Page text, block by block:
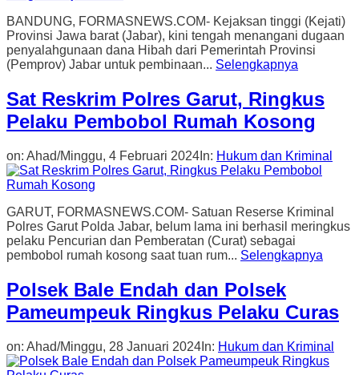
BANDUNG, FORMASNEWS.COM- Kejaksan tinggi (Kejati)
Provinsi Jawa barat (Jabar), kini tengah menangani dugaan
penyalahgunaan dana Hibah dari Pemerintah Provinsi
(Pemprov) Jabar untuk pembinaan... Selengkapnya
Sat Reskrim Polres Garut, Ringkus
Pelaku Pembobol Rumah Kosong
on: Ahad/Minggu, 4 Februari 2024 In: Hukum dan Kriminal
GARUT, FORMASNEWS.COM- Satuan Reserse Kriminal
Polres Garut Polda Jabar, belum lama ini berhasil meringkus
pelaku Pencurian dan Pemberatan (Curat) sebagai
pembobol rumah kosong saat tuan rum... Selengkapnya
Polsek Bale Endah dan Polsek
Pameumpeuk Ringkus Pelaku Curas
on: Ahad/Minggu, 28 Januari 2024 In: Hukum dan Kriminal